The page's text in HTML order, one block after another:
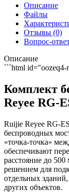
Описание
Файлы
Отзывы (0)
Вопрос-
Описание
```html id="oozeq4-
Комплект
Reyee RG-
Ruijie Reyee RG-
беспроводных
«точка-точка»
обеспечивают
расстояние до
решением для
отдельных
других объектов.